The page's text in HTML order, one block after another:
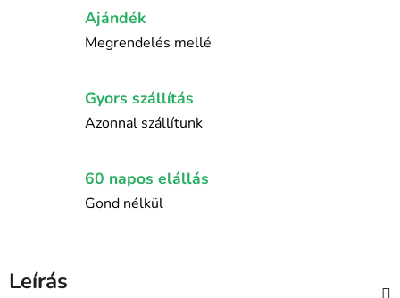
Ajándék
Megrendelés mellé
Gyors szállítás
Azonnal szállítunk
60 napos elállás
Gond nélkül
Leírás